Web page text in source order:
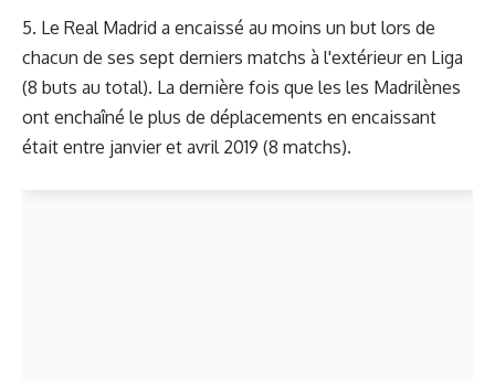
5. Le Real Madrid a encaissé au moins un but lors de
chacun de ses sept derniers matchs à l'extérieur en Liga
(8 buts au total). La dernière fois que les les Madrilènes
ont enchaîné le plus de déplacements en encaissant
était entre janvier et avril 2019 (8 matchs).